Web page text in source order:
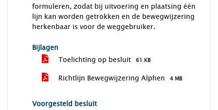
formuleren, zodat bij uitvoering en plaatsing één
lijn kan worden getrokken en de bewegwijzering
herkenbaar is voor de weggebruiker.
Bijlagen
Toelichting op besluit
61 KB
Richtlijn Bewegwijzering Alphen 4 MB
Voorgesteld besluit